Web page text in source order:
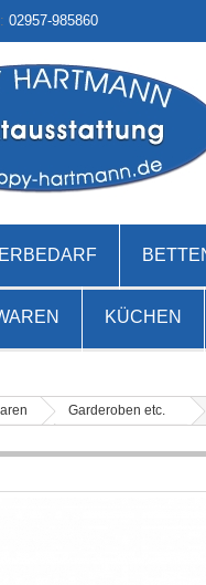
02957-985860
KÜCHEN
Garderoben etc.